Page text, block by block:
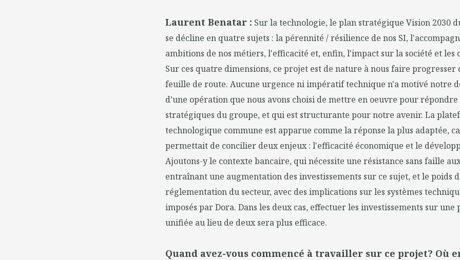
Laurent Benatar : Sur la technologie, le plan stratégique Vision 2030
se décline en quatre sujets : la pérennité / résilience de nos SI,
ambitions de nos métiers, l'efficacité et, enfin, l'impact sur la société et les
Sur ces quatre dimensions, ce projet est de nature à nous faire progresser
feuille de route. Aucune urgence ni impératif technique n'a motivé notre
d'une opération que nous avons choisi de mettre en oeuvre pour
stratégiques du groupe, et qui est structurante pour notre avenir. La
technologique commune est apparue comme la réponse la plus adaptée,
permettait de concilier deux enjeux : l'efficacité économique et le
Ajoutons-y le contexte bancaire, qui nécessite une résistance sans faille
entraînant une augmentation des investissements sur ce sujet, et le poids
réglementation du secteur, avec des implications sur les systèmes
imposés par Dora. Dans les deux cas, effectuer les investissements sur une
unifiée au lieu de deux sera plus efficace.
Quand avez-vous commencé à travailler sur ce projet? Où